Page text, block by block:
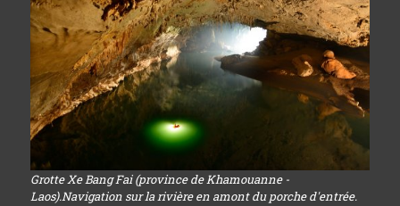
Grotte Xe Bang Fai (province de Khamouanne -
Laos).Navigation sur la rivière en amont du porche d'entrée.